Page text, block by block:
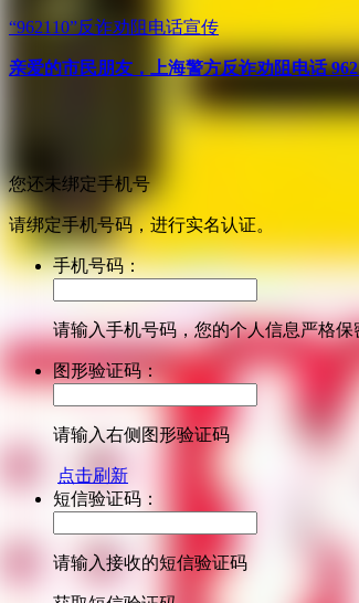
“962110”反诈劝阻电话宣传
亲爱的市民朋友，上海警方反诈劝阻电话
您还未绑定手机号
请绑定手机号码，进行实名认证。
手机号码：
请输入手机号码，您的个人信息严格保
图形验证码：
请输入右侧图形验证码
点击刷新
短信验证码：
请输入接收的短信验证码